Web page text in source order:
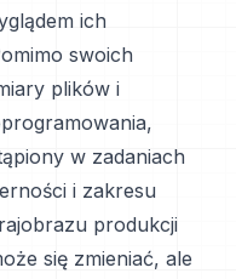
ich
swoich
plików i
w zadaniach
i zakresu
produkcji
się zmieniać, ale